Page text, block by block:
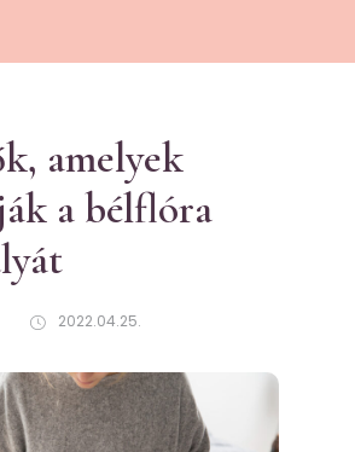
amelyek
a bélflóra
2022.04.25.